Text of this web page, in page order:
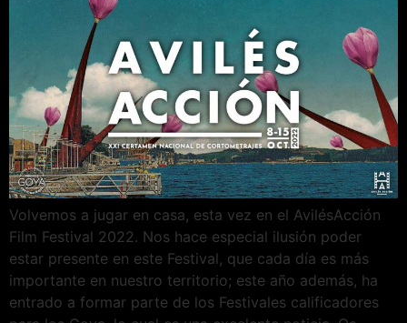
Volvemos a jugar en casa, esta vez en el AvilésAcción
Film Festival 2022. Nos hace especial ilusión poder
estar presente en este Festival, que cada día es más
importante en nuestro territorio; este año además, ha
entrado a formar parte de los Festivales calificadores